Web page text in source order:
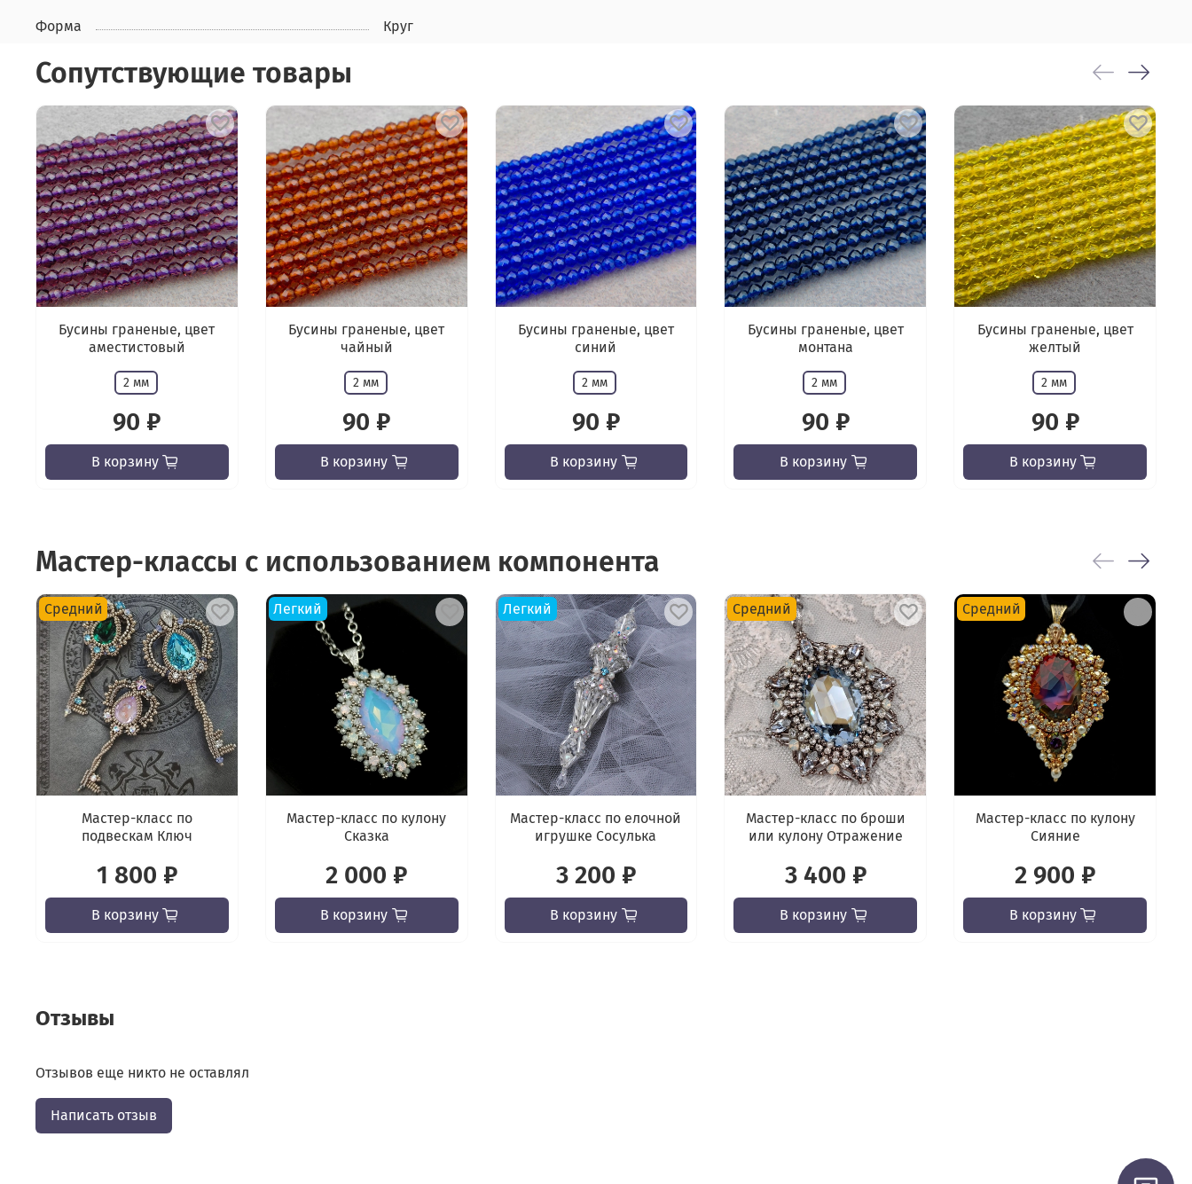
Форма Круг
Сопутствующие товары
Бусины граненые, цвет
аместистовый
2 мм
90 ₽
В корзину
Бусины граненые, цвет
чайный
2 мм
90 ₽
В корзину
Бусины граненые, цвет
синий
2 мм
90 ₽
В корзину
Бусины граненые, цвет
монтана
2 мм
90 ₽
В корзину
Бусины граненые, цвет
желтый
2 мм
90 ₽
В корзину
Мастер-классы с использованием компонента
Средний
Мастер-класс по
подвескам Ключ
1 800 ₽
В корзину
Легкий
Мастер-класс по кулону
Сказка
2 000 ₽
В корзину
Легкий
Мастер-класс по елочной
игрушке Сосулька
3 200 ₽
В корзину
Средний
Мастер-класс по броши
или кулону Отражение
3 400 ₽
В корзину
Средний
Мастер-класс по кулону
Сияние
2 900 ₽
В корзину
Отзывы
Отзывов еще никто не оставлял
Написать отзыв